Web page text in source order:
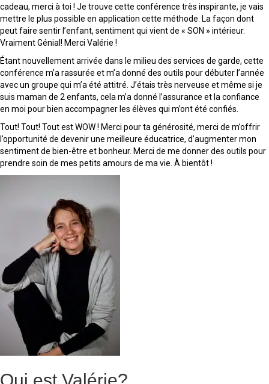
cadeau, merci à toi ! Je trouve cette conférence très inspirante, je vais
mettre le plus possible en application cette méthode. La façon dont
peut faire sentir l’enfant, sentiment qui vient de « SON » intérieur.
Vraiment Génial! Merci Valérie !
Étant nouvellement arrivée dans le milieu des services de garde, cette
conférence m’a rassurée et m’a donné des outils pour débuter l’année
avec un groupe qui m’a été attitré. J’étais très nerveuse et même si je
suis maman de 2 enfants, cela m’a donné l’assurance et la confiance
en moi pour bien accompagner les élèves qui m’ont été confiés.
Tout! Tout! Tout est WOW ! Merci pour ta générosité, merci de m’offrir
l’opportunité de devenir une meilleure éducatrice, d’augmenter mon
sentiment de bien-être et bonheur. Merci de me donner des outils pour
prendre soin de mes petits amours de ma vie. À bientôt !
Qui est Valérie?